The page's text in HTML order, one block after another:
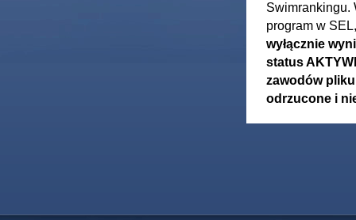
Swimrankingu.
program w
wyłącznie
status
zawodów
odrzucone i